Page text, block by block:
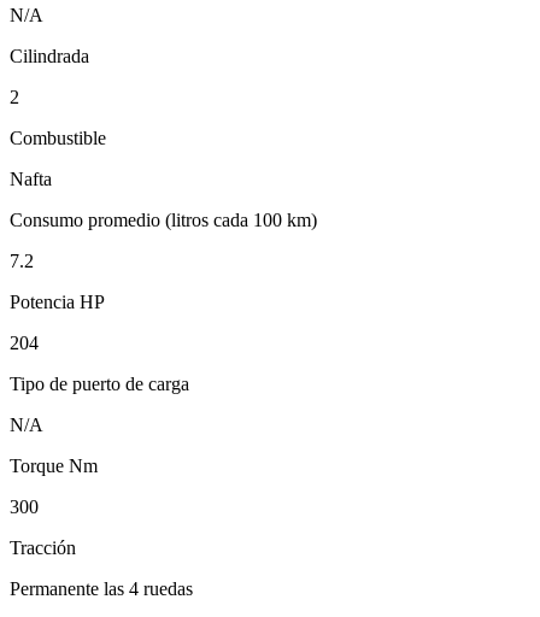
N/A
Cilindrada
2
Combustible
Nafta
Consumo promedio (litros cada 100 km)
7.2
Potencia HP
204
Tipo de puerto de carga
N/A
Torque Nm
300
Tracción
Permanente las 4 ruedas